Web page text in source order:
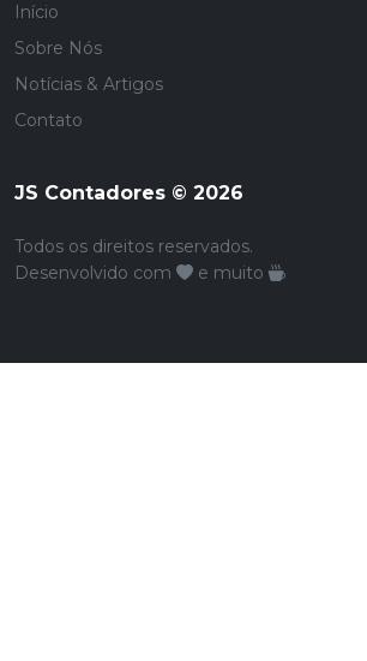
Início
Sobre Nós
Notícias & Artigos
Contato
JS Contadores © 2026
Todos os direitos reservados.
Desenvolvido com
e muito